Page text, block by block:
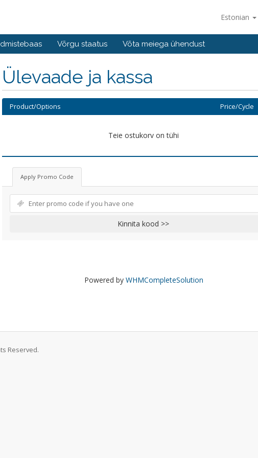
Estonian
Võrgu staatus Võta meiega ühendust
Ülevaade ja kassa
Product/Options Price/Cycle
Teie ostukorv on tühi
Apply Promo Code
Kinnita kood >>
Powered by WHMCompleteSolution
Reserved.